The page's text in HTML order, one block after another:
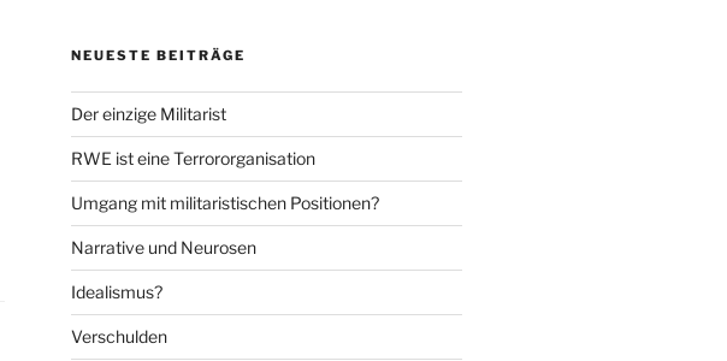
NEUESTE BEITRÄGE
Der einzige Militarist
RWE ist eine Terrororganisation
Umgang mit militaristischen Positionen?
Narrative und Neurosen
Idealismus?
Verschulden